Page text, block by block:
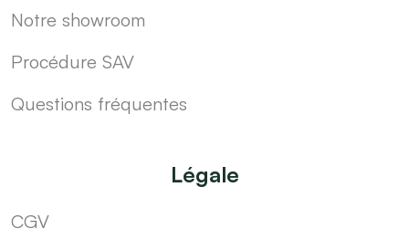
Notre showroom
Procédure SAV
Questions fréquentes
Légale
CGV